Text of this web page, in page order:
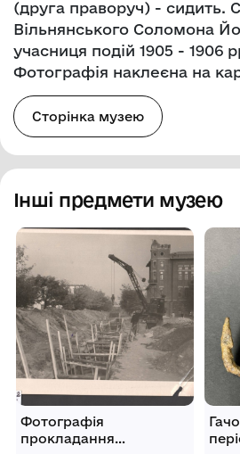
(друга праворуч) - сидить.
Вільнянського Соломона
учасниця подій 1905 - 1906
Фотографія наклеєна на
Сторінка музею
Інші предмети музею
Фотографія
прокладання